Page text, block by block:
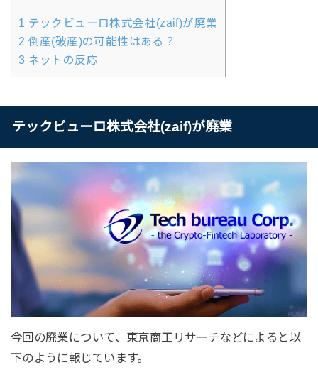
1 テックビューロ株式会社(zaif)が廃業
2 倒産(破産)の可能性はある？
3 ネットの反応
テックビューロ株式会社(zaif)が廃業
今回の廃業について、東京商工リサーチなどによると以
下のように報じています。